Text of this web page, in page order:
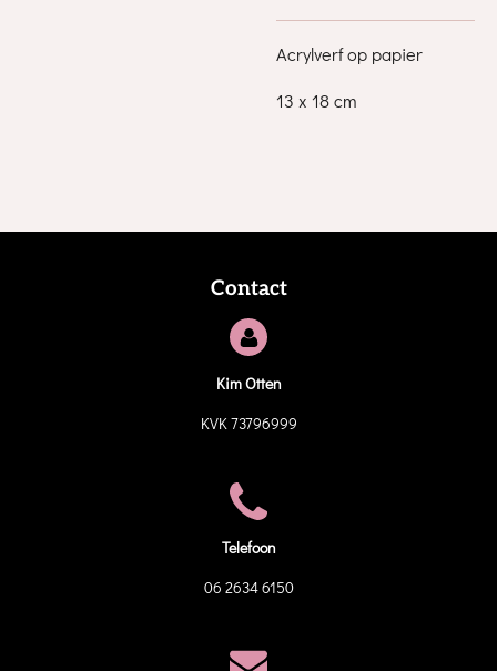
Acrylverf op papier
13 x 18 cm
Contact
Kim Otten
KVK 73796999
Telefoon
06 2634 6150